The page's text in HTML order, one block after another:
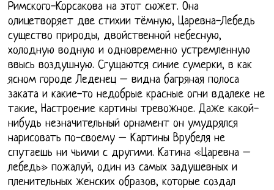
Римского-Корсакова на этот сюжет. Она
олицетворяет две стихии тёмную, Царевна-Лебедь
существо природы, двойственной небесную,
холодную водную и одновременно устремленную
ввысь воздушную. Сгущаются синие сумерки, в как
ясном городе Леденец – видна багряная полоса
заката и какие-то недобрые красные огни вдалеке не
такие, Настроение картины тревожное. Даже какой-
нибудь незначительный орнамент он умудрялся
нарисовать по-своему – Картины Врубеля не
спутаешь ни чьими с другими. Катина «Царевна –
лебедь» пожалуй, один из самых задушевных и
пленительных женских образов, которые создал